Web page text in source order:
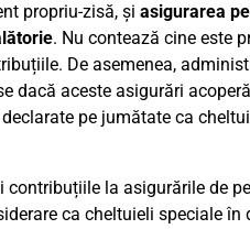
propriu-zisă, și asigurarea
. Nu contează cine este
De asemenea,
dacă aceste asigurări
pe jumătate ca
la asigurările de
ca cheltuieli speciale în